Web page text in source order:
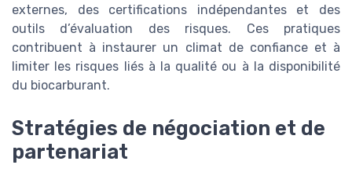
externes, des certifications indépendantes et des
outils d’évaluation des risques. Ces pratiques
contribuent à instaurer un climat de confiance et à
limiter les risques liés à la qualité ou à la disponibilité
du biocarburant.
Stratégies de négociation et de
partenariat